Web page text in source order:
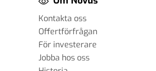
Kontakta oss
Offertförfrågan
För investerare
Jobba hos oss